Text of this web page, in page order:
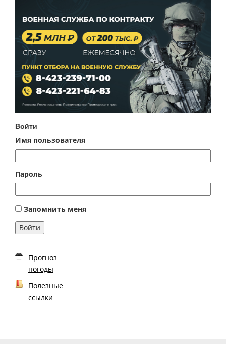
Войти
Имя пользователя
Пароль
Запомнить меня
Войти
Прогноз
погоды
Полезные
ссылки